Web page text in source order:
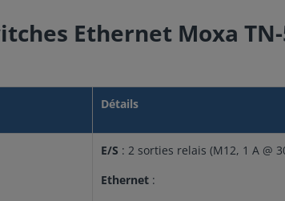
Ethernet Moxa
Détails
E/S : 2 sorties relais (M12, 1 A @
Ethernet :